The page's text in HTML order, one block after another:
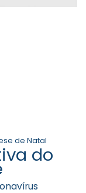
de Natal
do